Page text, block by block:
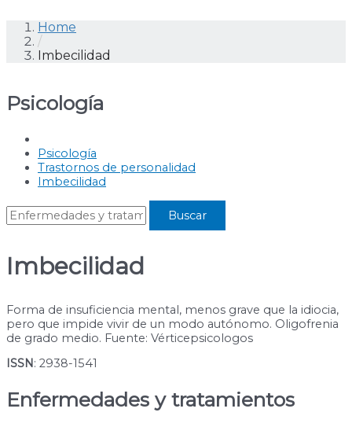
Home
/
Imbecilidad
Psicología
Psicología
Trastornos de personalidad
Imbecilidad
Imbecilidad
Forma de insuficiencia mental, menos grave que la idiocia,
pero que impide vivir de un modo autónomo. Oligofrenia
de grado medio. Fuente: Vérticepsicologos
ISSN: 2938-1541
Enfermedades y tratamientos